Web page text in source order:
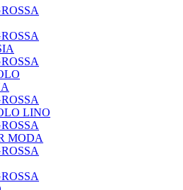
LINO
MODA